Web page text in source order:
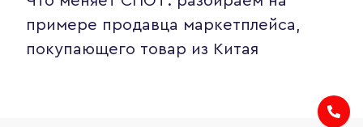
примере продавца маркетплейса,
покупающего товар из Китая